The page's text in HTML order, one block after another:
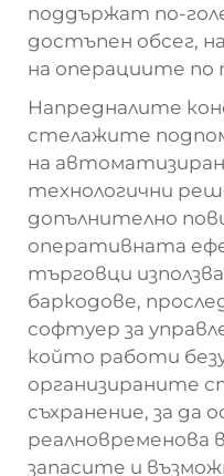
поддържат по-
достъпен обсег,
на операциите по
Напредналите
стелажите
на
технологични
допълнително
оперативната
търговци
баркодове,
софтуер за
който работи
организираните
съхранение, за да
реалновременова
запасите и